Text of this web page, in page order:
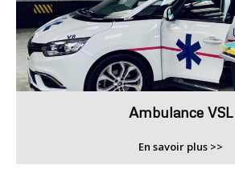
Ambulance VSL
En savoir plus >>